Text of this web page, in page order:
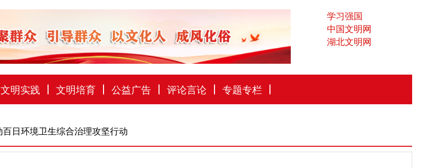
学习强国
中国文明网
湖北文明网
文明实践 文明培育 公益广告 评论言论 专题专栏
日环境卫生综合治理攻坚行动